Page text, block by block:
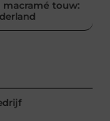
macramé touw: